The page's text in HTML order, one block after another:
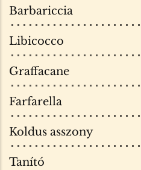
Barbariccia
Libicocco
Graffacane
Farfarella
Koldus asszony
Tanító